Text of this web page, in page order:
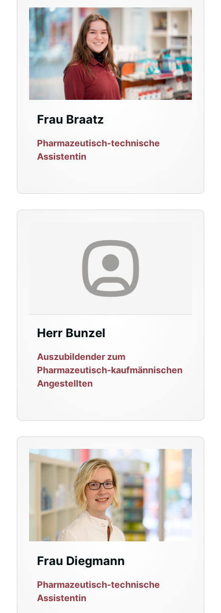
Frau Braatz
Pharmazeutisch-technische
Assistentin
Herr Bunzel
Auszubildender zum
Pharmazeutisch-kaufmännischen
Angestellten
Frau Diegmann
Pharmazeutisch-technische
Assistentin